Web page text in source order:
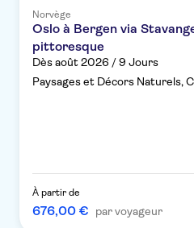
Norvège
Oslo à Bergen via
pittoresque
Dès août 2026 / 9 Jours
Paysages et Décors Naturels,
À partir de
676,00 € par voyageur